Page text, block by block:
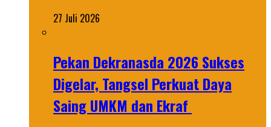
27 Juli 2026
Pekan Dekranasda 2026 Sukses
Digelar, Tangsel Perkuat Daya
Saing UMKM dan Ekraf